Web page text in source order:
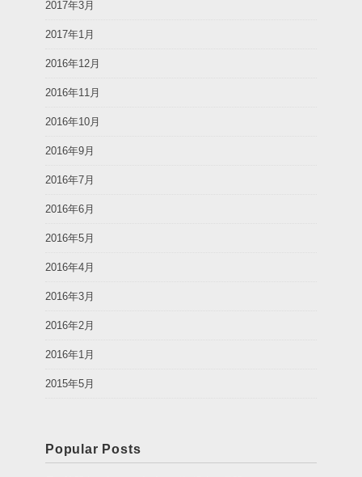
2017年3月
2017年1月
2016年12月
2016年11月
2016年10月
2016年9月
2016年7月
2016年6月
2016年5月
2016年4月
2016年3月
2016年2月
2016年1月
2015年5月
Popular Posts